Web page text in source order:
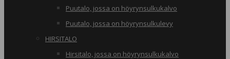
Puutalo, jossa on höyrynsulkukalvo
Puutalo, jossa on höyrynsulkulevy
HIRSITALO
Hirsitalo, jossa on höyrynsulkukalvo